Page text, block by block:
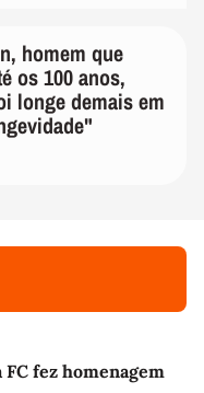
homem que
os 100 anos,
longe demais em
fez homenagem